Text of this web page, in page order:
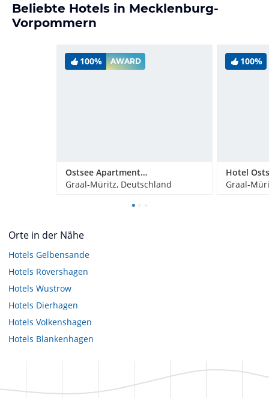
Beliebte Hotels in Mecklenburg-
Vorpommern
100% AWARD
Ostsee Apartmenthotel
Graal-Müritz, Deutschland
100%
Hotel
Graal-
Orte in der Nähe
Hotels Gelbensande
Hotels Rövershagen
Hotels Wustrow
Hotels Dierhagen
Hotels Volkenshagen
Hotels Blankenhagen